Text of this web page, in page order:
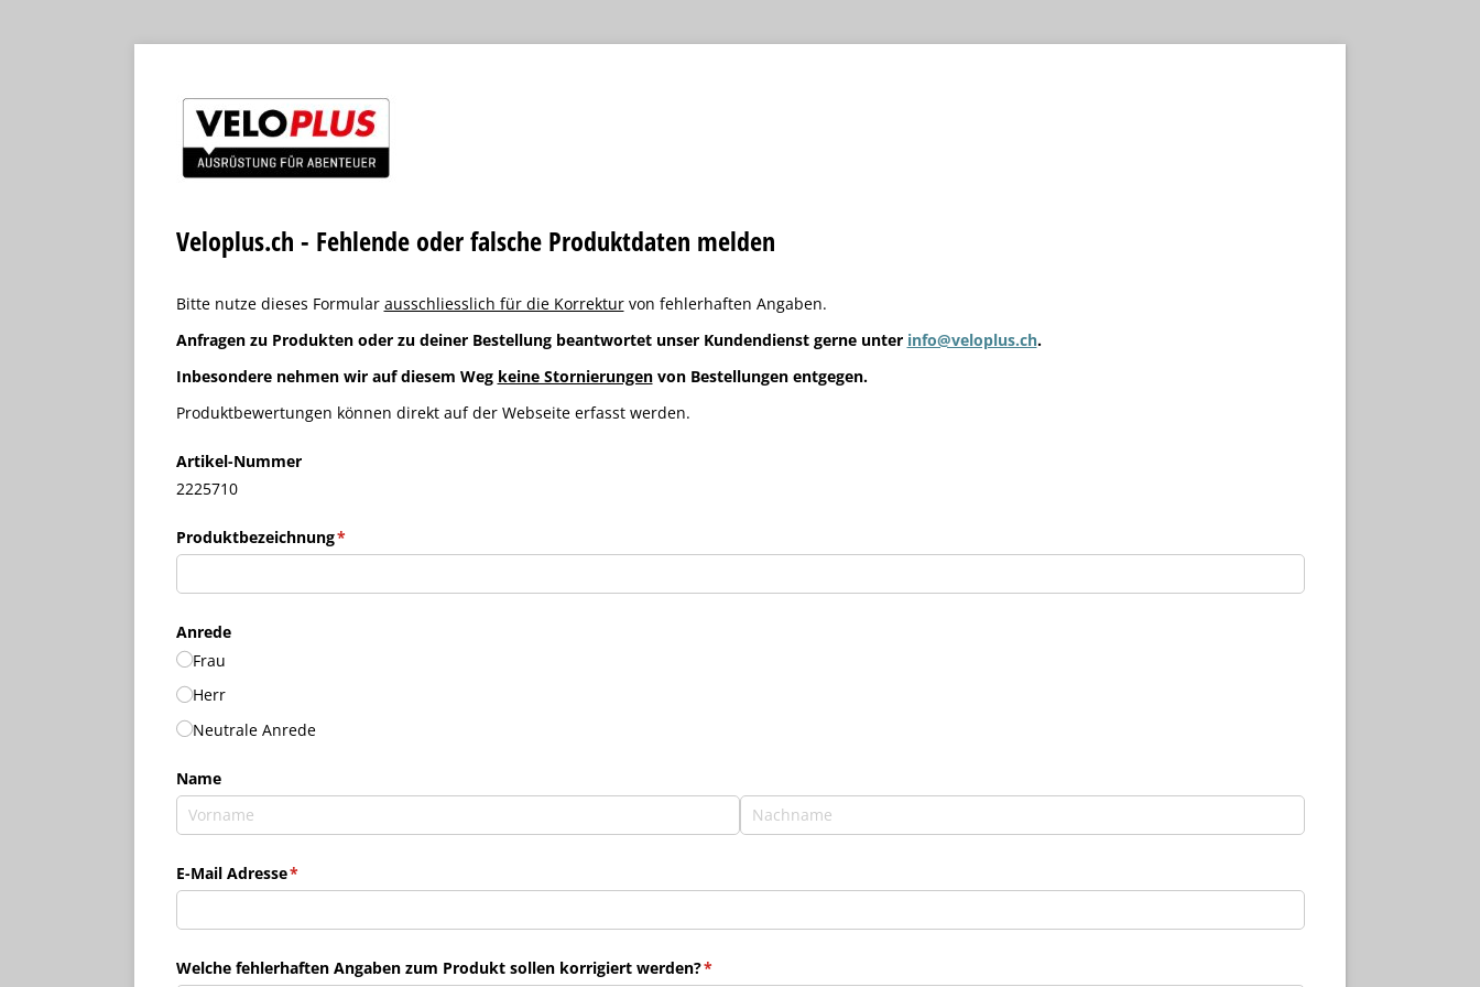
Veloplus.ch - Fehlende oder falsche Produktdaten melden
Bitte nutze dieses Formular ausschliesslich für die Korrekturvon fehlerhaften Angaben.
Anfragen zu Produkten oder zu deiner Bestellung beantwortet unser Kundendienst gerne unter info@veloplus.ch.
Inbesondere nehmen wir auf diesem Weg keine Stornierungenvon Bestellungen entgegen.
Produktbewertungen können direkt auf der Webseite erfasst werden.
Artikel-Nummer
2225710
Produktbezeichnung*
(erforderlich)
Anrede
Frau
Herr
Neutrale Anrede
Name
E-Mail Adresse*
(erforderlich)
Welche fehlerhaften Angaben zum Produkt sollen korrigiert werden?*
(erforderlich)